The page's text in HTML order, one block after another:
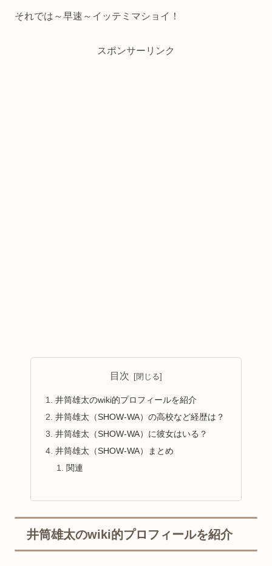
それでは～早速～イッテミマショイ！
スポンサーリンク
目次
井筒雄太のwiki的プロフィールを紹介
井筒雄太（SHOW-WA）の高校など経歴は？
井筒雄太（SHOW-WA）に彼女はいる？
井筒雄太（SHOW-WA）まとめ
関連
井筒雄太のwiki的プロフィールを紹介